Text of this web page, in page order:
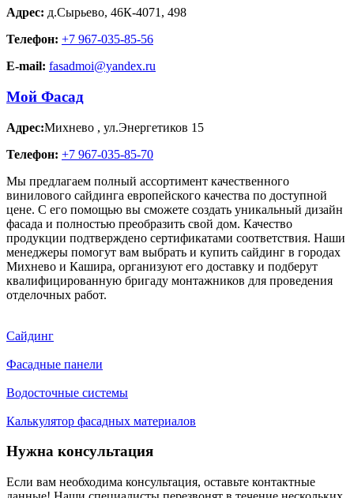
Адрес: д.Сырьево, 46К-4071, 498
Телефон: +7 967-035-85-56
E-mail: fasadmoi@yandex.ru
Мой Фасад
Адрес:Михнево , ул.Энергетиков 15
Телефон: +7 967-035-85-70
Мы предлагаем полный ассортимент качественного
винилового сайдинга европейского качества по доступной
цене. С его помощью вы сможете создать уникальный дизайн
фасада и полностью преобразить свой дом. Качество
продукции подтверждено сертификатами соответствия. Наши
менеджеры помогут вам выбрать и купить сайдинг в городах
Михнево и Кашира, организуют его доставку и подберут
квалифицированную бригаду монтажников для проведения
отделочных работ.
Сайдинг
Фасадные панели
Водосточные системы
Калькулятор фасадных материалов
Нужна консультация
Если вам необходима консультация, оставьте контактные